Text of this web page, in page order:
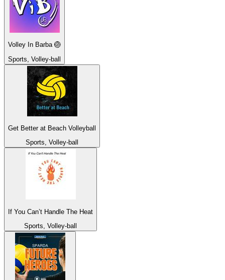
Volley In Barba 🏐
Sports, Volley-ball
Get Better at Beach Volleyball
Sports, Volley-ball
If You Can’t Handle The Heat
Sports, Volley-ball